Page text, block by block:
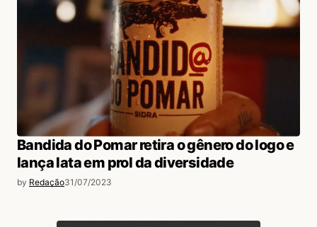
Bandida do Pomar retira o gênero do logo e
lança lata em prol da diversidade
by Redação31/07/2023